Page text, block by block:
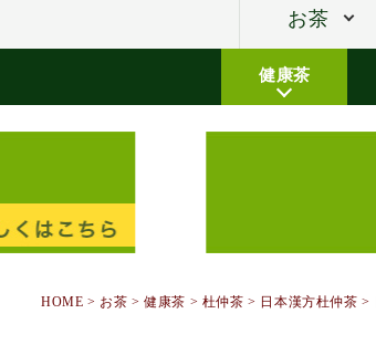
お茶
健康茶
HOME お茶 健康茶 杜仲茶 日本漢方杜仲茶